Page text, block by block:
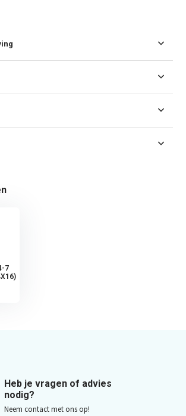
7
Heb je vragen of advies
nodig?
Neem contact met ons op!